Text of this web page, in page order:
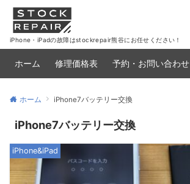
iPhone・iPadの故障はstockrepair熊谷にお任せください！
ホーム 修理価格表 予約・お問い合わせ
ホーム iPhone7バッテリー交換
iPhone7バッテリー交換
iPhone&iPad